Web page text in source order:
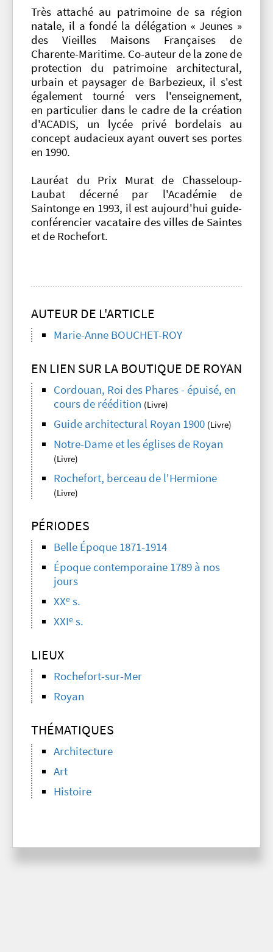
Très attaché au patrimoine de sa région
natale, il a fondé la délégation « Jeunes »
des Vieilles Maisons Françaises de
Charente-Maritime. Co-auteur de la zone de
protection du patrimoine architectural,
urbain et paysager de Barbezieux, il s'est
également tourné vers l'enseignement,
en particulier dans le cadre de la création
d'ACADIS, un lycée privé bordelais au
concept audacieux ayant ouvert ses portes
en 1990.
Lauréat du Prix Murat de Chasseloup-
Laubat décerné par l'Académie de
Saintonge en 1993, il est aujourd'hui guide-
conférencier vacataire des villes de Saintes
et de Rochefort.
AUTEUR DE L'ARTICLE
Marie-Anne BOUCHET-ROY
EN LIEN SUR LA BOUTIQUE DE ROYAN
Cordouan, Roi des Phares - épuisé, en
cours de réédition (Livre)
Guide architectural Royan 1900 (Livre)
Notre-Dame et les églises de Royan
(Livre)
Rochefort, berceau de l'Hermione
(Livre)
PÉRIODES
Belle Époque 1871-1914
Époque contemporaine 1789 à nos
jours
XXe s.
XXIe s.
LIEUX
Rochefort-sur-Mer
Royan
THÉMATIQUES
Architecture
Art
Histoire